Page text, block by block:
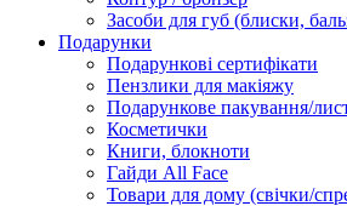
Засоби для губ (блиски,
Подарунки
Подарункові сертифікати
Пензлики для макіяжу
Подарункове пакування/
Косметички
Книги, блокноти
Гайди All Face
Товари для дому (свічки/